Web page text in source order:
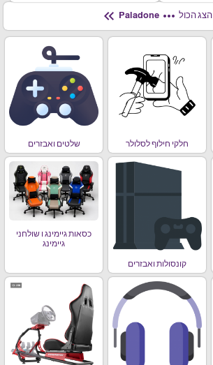
הצג הכול more_horiz
keyboard_double_arrow_left
חלקי חילוף לסלולר שלטים ואבזרים
קונסולות ואבזרים
כסאות גיימינג ו שולחני
גיימינג